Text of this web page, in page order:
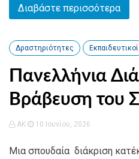
Διαβάστε περισσότερα
Δραστηριότητες Εκπαιδευτικοί
Πανελλήνια
Βράβευση του
AK 10 Ιουνίου, 2026
Μια σπουδαία διάκριση